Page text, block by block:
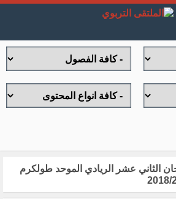
الثاني عشر الريادي الموحد طولكرم